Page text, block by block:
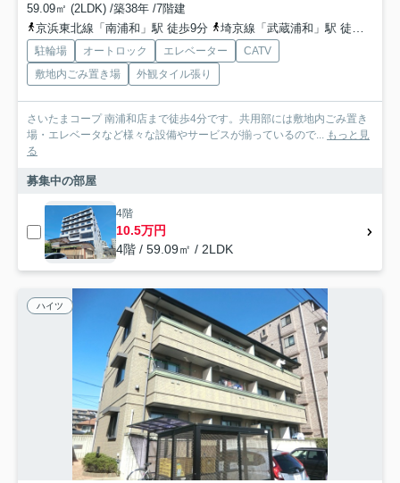
59.09㎡ (2LDK) /築38年 /7階建
京浜東北線「南浦和」駅 徒歩9分
埼京線「武蔵浦和」駅 徒歩25分
駐輪場 オートロック エレベーター
CATV
敷地内ごみ置き場
外観タイル張り
さいたまコープ 南浦和店まで徒歩4分です。共用部には敷地内ごみ置き
場・エレベータなど様々な設備やサービスが揃っているので... もっと見
る
募集中の部屋
4階
10.5万円
4階 / 59.09㎡ / 2LDK
ハイツ